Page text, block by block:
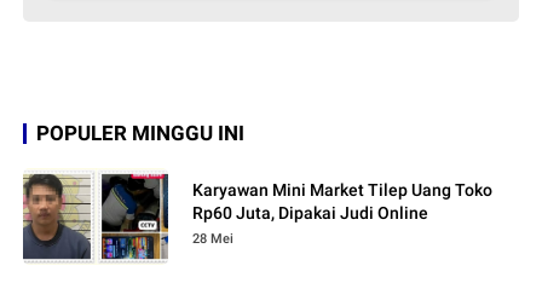
POPULER MINGGU INI
Karyawan Mini Market Tilep Uang Toko
Rp60 Juta, Dipakai Judi Online
28 Mei